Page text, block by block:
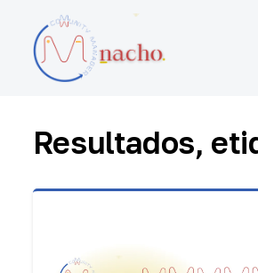
Resultados,